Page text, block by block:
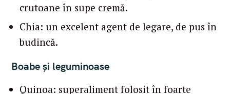
crutoane în supe cremă.
Chia: un excelent agent de legare, de pus în
budincă.
Boabe și leguminoase
Quinoa: superaliment folosit în foarte